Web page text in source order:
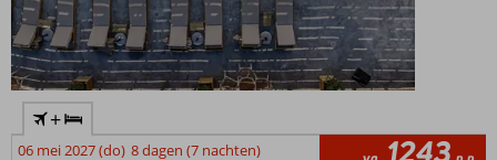
+
06 mei 2027 (do) 8 dagen (7 nachten)
1243